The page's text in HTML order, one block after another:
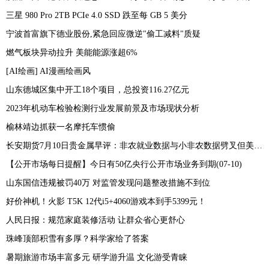
三星 980 Pro 2TB PCIe 4.0 SSD 跌至每 GB 5 美分
宁波首富旗下德业股份,紧急回应微逆"偷工减料"质疑
燃气板块异动拉升 美能能源涨超6%
[AI绘画] AI漫画绘画风
山东德城区集中开工18个项目，总投资116.27亿元
2023年机动车检验检测行业发展前景及市场现状分析
榆林靖边抓获一名摩托车惯偷
长安期货7月10日贵金属早评：非农就业数据与小非农数据劈叉但美联储本月加息预期仍存，贵金属期价或承压运行
【公开市场每日提醒】今日有50亿央行公开市场业务到期(07-10)
山东国信违规被罚40万 对监管发现问题整改措施不到位
好价神机！火影 T5K 12代i5+4060游戏本到手5399元！
人民日报：规范家庭装修活动 让群众省心更舒心
珠峰顶部积雪有多厚？科学家给了答案
暑期旅游市场丰富多元 研学游升温 文化游受青睐